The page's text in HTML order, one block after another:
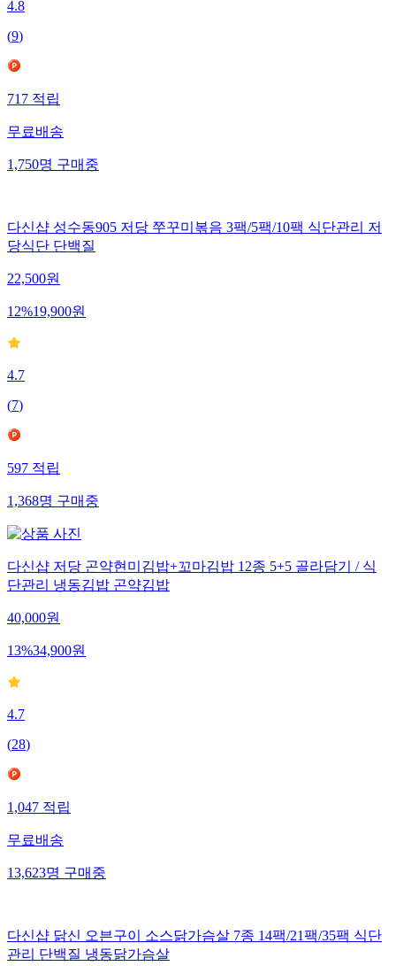
4.8
(9)
717적립
무료배송
1,750명구매중
다신샵 성수동905 저당 쭈꾸미볶음 3팩/5팩/10팩 식단관리 저
당식단 단백질
22,500원
12%19,900원
4.7
(7)
597적립
1,368명구매중
다신샵 저당 곤약현미김밥+꼬마김밥 12종 5+5 골라담기 / 식
단관리 냉동김밥 곤약김밥
40,000원
13%34,900원
4.7
(28)
1,047적립
무료배송
13,623명구매중
다신샵 닭신 오븐구이 소스닭가슴살 7종 14팩/21팩/35팩 식단
관리 단백질 냉동닭가슴살